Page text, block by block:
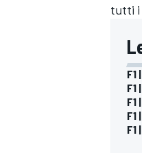
tutti i
F1
F1